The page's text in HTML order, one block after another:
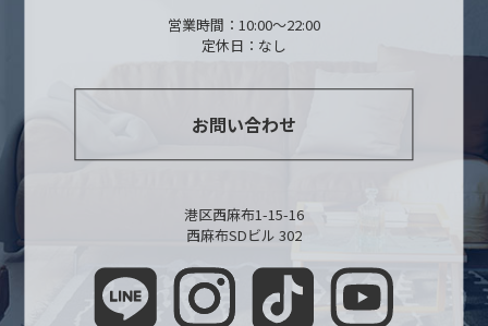
営業時間：10:00～22:00
定休日：なし
お問い合わせ
港区西麻布1-15-16
西麻布SDビル 302